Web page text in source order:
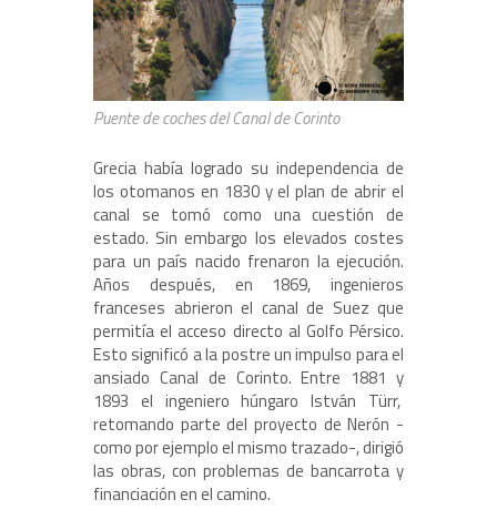
Puente de coches del Canal de Corinto
Grecia había logrado su independencia de
los otomanos en 1830 y el plan de abrir el
canal se tomó como una cuestión de
estado. Sin embargo los elevados costes
para un país nacido frenaron la ejecución.
Años después, en 1869, ingenieros
franceses abrieron el canal de Suez que
permitía el acceso directo al Golfo Pérsico.
Esto significó a la postre un impulso para el
ansiado Canal de Corinto. Entre 1881 y
1893 el ingeniero húngaro István Türr,
retomando parte del proyecto de Nerón -
como por ejemplo el mismo trazado-, dirigió
las obras, con problemas de bancarrota y
financiación en el camino.